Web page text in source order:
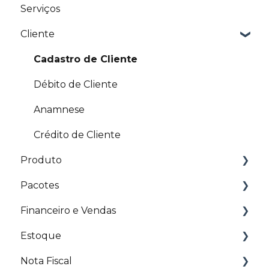
Dúvidas sobre Meu Plano e Pagamento
Artigos Relacionados
Profissional Parceiro
Pagamento Profissional
Cadastrar profissionais
Serviços
Cliente
Cadastro de Cliente
Débito de Cliente
Anamnese
Crédito de Cliente
Produto
Cadastro de Produto
Artigos Relacionados
Pedidos de compra
Pré-venda de produto
Pacotes
Pacotes
Venda online de pacotes
Nota Fiscal de Pacotes
Financeiro e Vendas
Pagamento antecipado via site
Promoção Online
Estoque
Estoque
Nota Fiscal